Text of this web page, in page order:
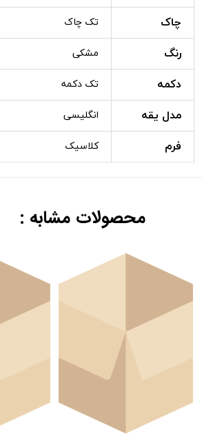
چاک تک چاک
رنگ مشکی
دکمه تک دکمه
مدل یقه انگلیسی
فرم کلاسیک
محصولات مشابه :